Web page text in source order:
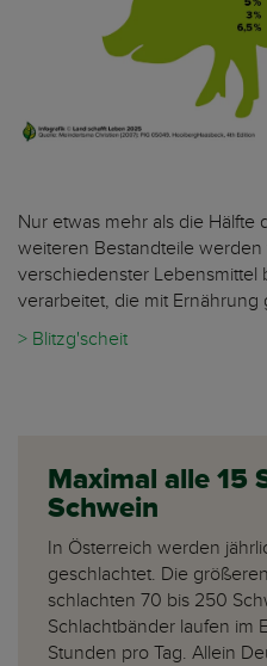
Nur etwas mehr als die Hälfte
weiteren Bestandteile
verschiedenster
verarbeitet, die mit
> Blitzg'scheit
Maximal alle 15
Schwein
In Österreich werden
geschlachtet. Die
schlachten 70 bis 250
Schlachtbänder laufen im
Stunden pro Tag. Allein